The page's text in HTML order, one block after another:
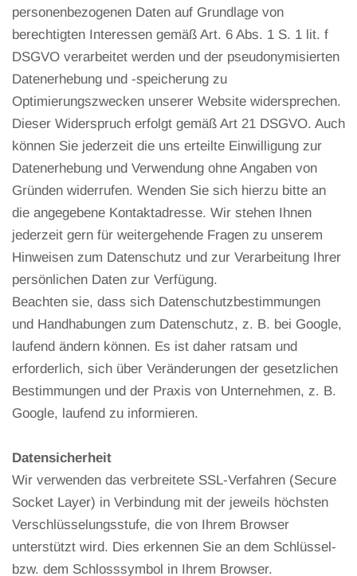
personenbezogenen Daten auf Grundlage von
berechtigten Interessen gemäß Art. 6 Abs. 1 S. 1 lit. f
DSGVO verarbeitet werden und der pseudonymisierten
Datenerhebung und -speicherung zu
Optimierungszwecken unserer Website widersprechen.
Dieser Widerspruch erfolgt gemäß Art 21 DSGVO. Auch
können Sie jederzeit die uns erteilte Einwilligung zur
Datenerhebung und Verwendung ohne Angaben von
Gründen widerrufen. Wenden Sie sich hierzu bitte an
die angegebene Kontaktadresse. Wir stehen Ihnen
jederzeit gern für weitergehende Fragen zu unserem
Hinweisen zum Datenschutz und zur Verarbeitung Ihrer
persönlichen Daten zur Verfügung.
Beachten sie, dass sich Datenschutzbestimmungen
und Handhabungen zum Datenschutz, z. B. bei Google,
laufend ändern können. Es ist daher ratsam und
erforderlich, sich über Veränderungen der gesetzlichen
Bestimmungen und der Praxis von Unternehmen, z. B.
Google, laufend zu informieren.
Datensicherheit
Wir verwenden das verbreitete SSL-Verfahren (Secure
Socket Layer) in Verbindung mit der jeweils höchsten
Verschlüsselungsstufe, die von Ihrem Browser
unterstützt wird. Dies erkennen Sie an dem Schlüssel-
bzw. dem Schlosssymbol in Ihrem Browser.